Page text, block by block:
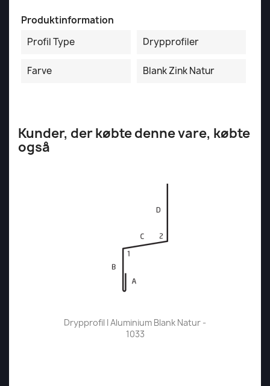
Produktinformation
Profil Type
Drypprofiler
Farve Blank Zink Natur
Kunder, der købte denne vare, købte
også
Drypprofil I Aluminium Blank Natur -
1033